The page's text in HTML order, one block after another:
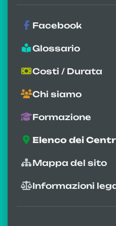
Facebook
Glossario
Costi / Durata
Chi siamo
Formazione
Elenco dei
Mappa del sito
Informazioni